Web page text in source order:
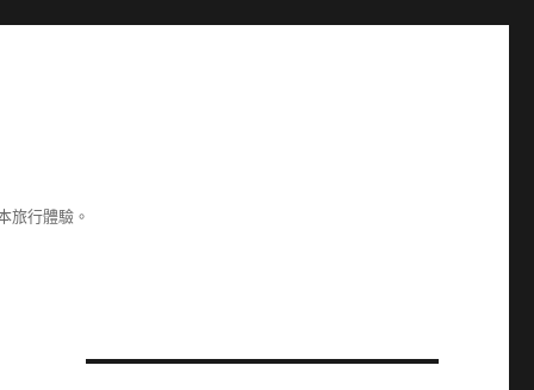
旅行體驗。